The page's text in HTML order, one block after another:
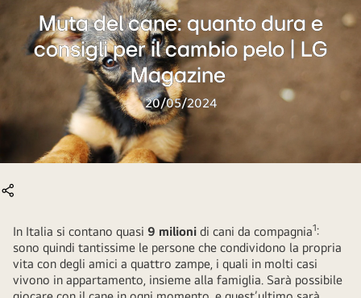
Muta del cane: quanto dura e
consigli per il cambio pelo | LG
Magazine
20/05/2024
In Italia si contano quasi 9 milioni di cani da compagnia1:
sono quindi tantissime le persone che condividono la propria
vita con degli amici a quattro zampe, i quali in molti casi
vivono in appartamento, insieme alla famiglia. Sarà possibile